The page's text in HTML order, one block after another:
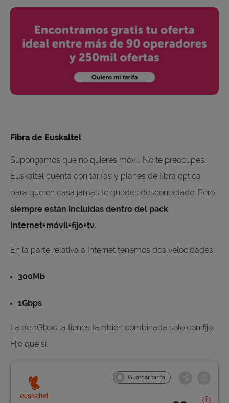
Fibra de Euskaltel
Supongamos que no quieres móvil. No te preocupes.
Euskaltel cuenta con tarifas y planes de fibra óptica
para que en casa jamás te quedes desconectado. Pero
siempre están incluidas dentro del pack
Internet+móvil+fijo+tv.
En la parte relativa a Internet tenemos dos velocidades:
300Mb
1Gbps
La de 1Gbps la tienes también combinada solo con fijo.
Fijo que sí.
Guardar tarifa